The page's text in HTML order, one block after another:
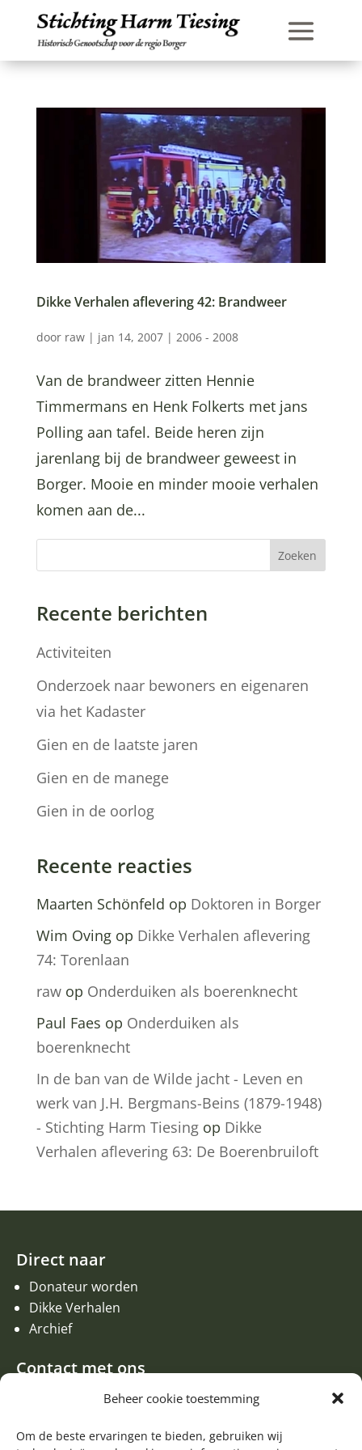
Beheer cookie toestemming
Om de beste ervaringen te bieden, gebruiken wij
Dikke Verhalen aflevering 42: Brandweer
door raw| jan 14, 2007| 2006 - 2008
Van de brandweer zitten Hennie
Timmermans en Henk Folkerts met jans
Polling aan tafel. Beide heren zijn
jarenlang bij de brandweer geweest in
Borger. Mooie en minder mooie verhalen
komen aan de...
Zoeken
Recente berichten
Activiteiten
Onderzoek naar bewoners en eigenaren
via het Kadaster
Gien en de laatste jaren
Gien en de manege
Gien in de oorlog
Recente reacties
Maarten Schönfeld op Doktoren in Borger
Wim Ovingop Dikke Verhalen aflevering
74: Torenlaan
rawop Onderduiken als boerenknecht
Paul Faes op Onderduiken als
boerenknecht
In de ban van de Wilde jacht - Leven en
werk van J.H. Bergmans-Beins (1879-1948)
- Stichting Harm Tiesingop Dikke
Verhalen aflevering 63: De Boerenbruiloft
Direct naar
Donateur worden
Dikke Verhalen
Archief
Contact met ons
Een aanvraag of oproep plaatsen
Contact met de redactie van de Zwerfsteen